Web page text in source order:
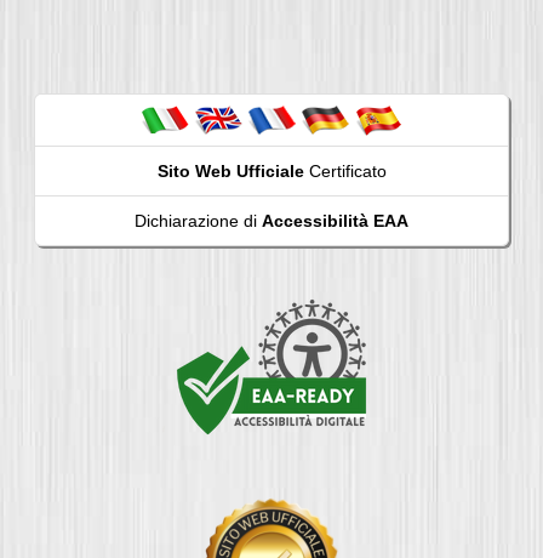
Sito Web UfficialeCertificato
Dichiarazione di Accessibilità EAA